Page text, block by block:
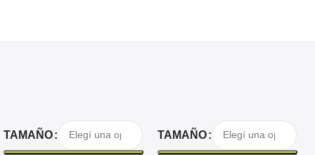
Seleccionar Opciones
TAMAÑO
Seleccionar Opciones
TAMAÑO